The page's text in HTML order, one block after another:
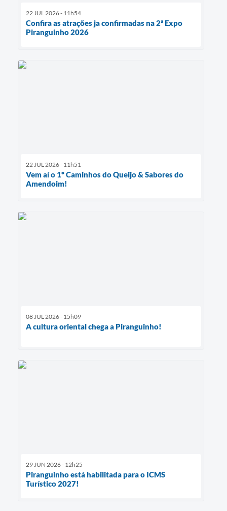
22 JUL 2026 - 11h54
Confira as atrações ja confirmadas na 2ª Expo
Piranguinho 2026
22 JUL 2026 - 11h51
Vem aí o 1º Caminhos do Queijo & Sabores do
Amendoim!
08 JUL 2026 - 15h09
A cultura oriental chega a Piranguinho!
29 JUN 2026 - 12h25
Piranguinho está habilitada para o ICMS
Turístico 2027!